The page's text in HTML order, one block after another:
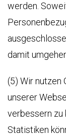
werden.
damit
(5) Wir nutzen
unserer
verbessern zu
Statistiken